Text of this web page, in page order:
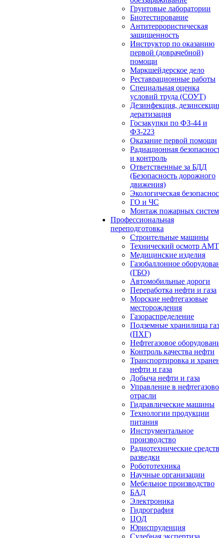
Грунтовые лаборатории
Биотестирование
Антитеррористическая
защищенность
Инструктор по оказанию
первой (доврачебной)
помощи
Маркшейдерское дело
Реставрационные работы
Специальная оценка
условий труда (СОУТ)
Дезинфекция,
дератизация
Госзакупки по ФЗ-44 и
ФЗ-223
Оказание первой помощи
Радиационная
и контроль
Ответственные за БДД
(Безопасность дорожного
движения)
Экологическая
ГО и ЧС
Монтаж пожарных систем
Профессиональная
переподготовка
Строительные машины
Технический осмотр
Медицинские изделия
Газобаллонное
(ГБО)
Автомобильные дороги
Переработка нефти и газа
Морские нефтегазовые
месторождения
Газораспределение
Подземные хранилища
(ПХГ)
Нефтегазовое
Контроль качества нефти
Транспортировка и
нефти и газа
Добыча нефти и газа
Управление в
отрасли
Гидравлические машины
Технологии продукции
питания
Инструментальное
производство
Радиотехнические
разведки
Робототехника
Научные организации
Мебельное производство
БАД
Электроника
Гидрография
ЦОД
Юриспруденция
Судебная экспертиза